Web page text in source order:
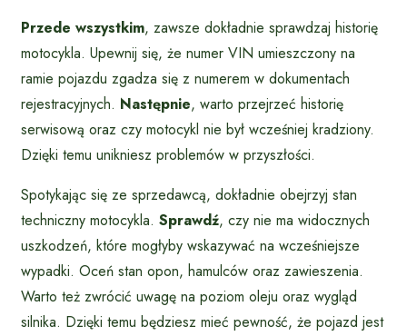
Przede wszystkim, zawsze dokładnie sprawdzaj historię
motocykla. Upewnij się, że numer VIN umieszczony na
ramie pojazdu zgadza się z numerem w dokumentach
rejestracyjnych. Następnie, warto przejrzeć historię
serwisową oraz czy motocykl nie był wcześniej kradziony.
Dzięki temu unikniesz problemów w przyszłości.
Spotykając się ze sprzedawcą, dokładnie obejrzyj stan
techniczny motocykla. Sprawdź, czy nie ma widocznych
uszkodzeń, które mogłyby wskazywać na wcześniejsze
wypadki. Oceń stan opon, hamulców oraz zawieszenia.
Warto też zwrócić uwagę na poziom oleju oraz wygląd
silnika. Dzięki temu będziesz mieć pewność, że pojazd jest